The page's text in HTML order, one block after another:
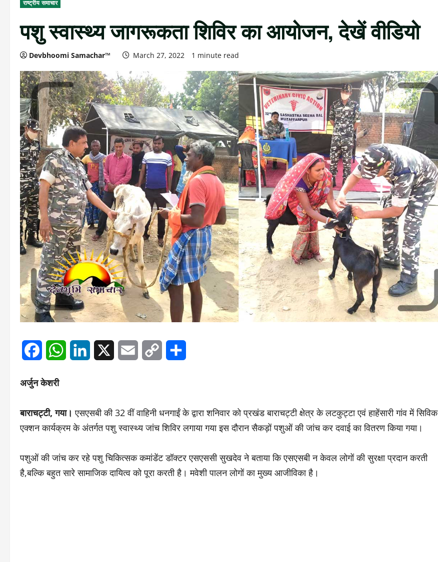
राष्ट्रीय समाचार
पशु स्वास्थ्य जागरूकता शिविर का आयोजन, देखें वीडियो
Devbhoomi Samachar™ March 27, 2022 1 minute read
FacebookWhatsAppLinkedIn Email
Copy
अर्जुन केशरी
बाराचट्टी, गया। एसएसबी की 32 वीं वाहिनी धनगाईं के द्वारा शनिवार को प्रखंड बाराचट्टी क्षेत्र के लटकुट्टा एवं हाहेंसारी गांव में सिविक
एक्शन कार्यक्रम के अंतर्गत पशु स्वास्थ्य जांच शिविर लगाया गया इस दौरान सैकड़ों पशुओं की जांच कर दवाई का वितरण किया गया।
पशुओं की जांच कर रहे पशु चिकित्सक कमांडेंट डॉक्टर एसएससी सुखदेव ने बताया कि एसएसबी न केवल लोगों की सुरक्षा प्रदान करती
है,बल्कि बहुत सारे सामाजिक दायित्व को पूरा करती है। मवेशी पालन लोगों का मुख्य आजीविका है।